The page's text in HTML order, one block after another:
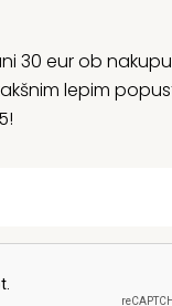
30 eur ob
lepim